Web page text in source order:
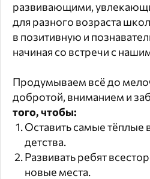
развивающими,
для разного возраста
в позитивную и
начиная со встречи с
Продумываем всё до
добротой, вниманием и
того, чтобы:
Оставить самые тёплые
детства.
Развивать ребят
новые места.